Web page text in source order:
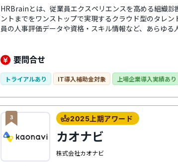
HRBrainとは、従業員エクスペリエンスを高める組織診
ントまでをワンストップで実現するクラウド型のタレ
員の人事評価データや資格・スキル情報など、あらゆる
で、業務の効率化やデータ分析・活用が可能になりま
操作できるので、誰でも簡単に使えるのが特徴。サポー
のカスタマーサクセス担当者がつき、導入時の初期設定
ます。タレントマネジメントや人事評価制度構築におけ
運用できます。料金プランは自社の状況に合わせて選択
要問合せ
トライアルあり IT導入補助金対象 上場企業導入実績あり
3 2025上期アワード
カオナビ
株式会社カオナビ